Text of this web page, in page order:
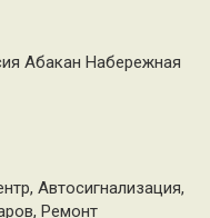
Абакан Набережная
Автосигнализация,
Ремонт